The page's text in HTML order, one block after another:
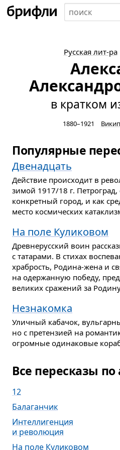
Русская лит-ра
в кратком
1880–1921
Популярные
Двенадцать
Действие происходит в
зимой 1917/18 г. Петроград,
конкретный город, и как
место космических
На поле Куликовом
Древнерусский воин
с татарами. В стихах
храбрость, Родина-жена и
на одержанную победу,
великих сражений за
Незнакомка
Уличный кабачок,
но с претензией на
огромные одинаковые
Все пересказы
12
Балаганчик
Интеллигенция
и революция
На поле Куликовом